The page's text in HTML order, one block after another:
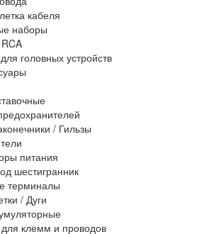
кабеля
наборы
головных устройств
/ Гильзы
питания
шестигранник
терминалы
/ Дуги
клемм и проводов